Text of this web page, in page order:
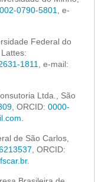
0790-5801
, e-
Federal do
1811
, e-mail:
Ltda., São
, ORCID: 0000-
de São Carlos,
, ORCID:
.